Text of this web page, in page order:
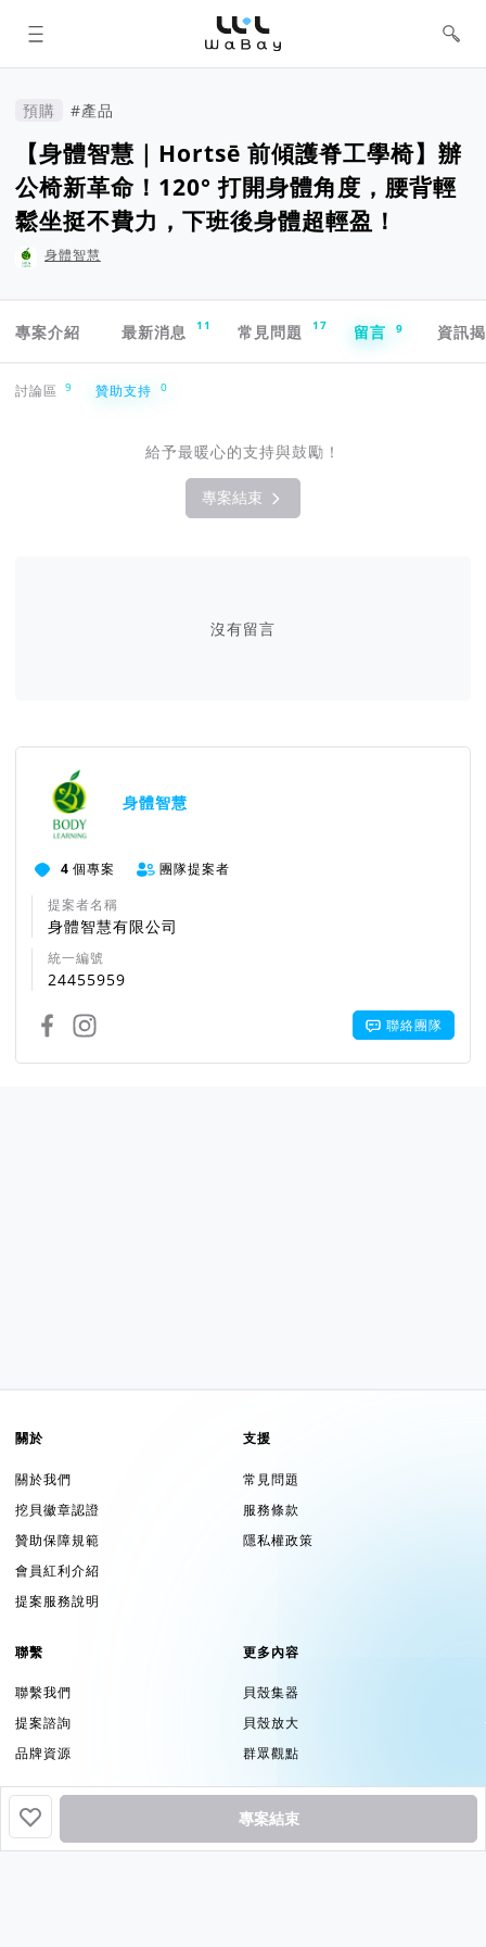
WaBay 挖貝 | 台灣最值得信賴的群眾
集資 / 群眾募資平台
預購 #產品
【身體智慧｜Hortsē 前傾護脊工學椅】辦
公椅新革命！120° 打開身體角度，腰背輕
鬆坐挺不費力，下班後身體超輕盈！
身體智慧
專案介紹
最新消息 11 常見問題 17 留言 9 資訊
專案結束
討論區 9 贊助支持 0
給予最暖心的支持與鼓勵！
專案結束
沒有留言
身體智慧
4 個專案
團隊提案者
提案者名稱
身體智慧有限公司
統一編號
24455959
聯絡團隊
關於
關於我們
挖貝徽章認證
贊助保障規範
會員紅利介紹
提案服務說明
支援
常見問題
服務條款
隱私權政策
聯繫
聯繫我們
提案諮詢
品牌資源
更多內容
貝殼集器
貝殼放大
群眾觀點
追蹤